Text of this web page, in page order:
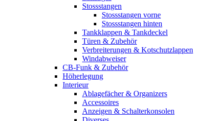
Stossstangen
Stossstangen vorne
Stossstangen hinten
Tankklappen & Tankdeckel
Türen & Zubehör
Verbreiterungen & Kotschutzlappen
Windabweiser
CB-Funk & Zubehör
Höherlegung
Interieur
Ablagefächer & Organizers
Accessoires
Anzeigen & Schalterkonsolen